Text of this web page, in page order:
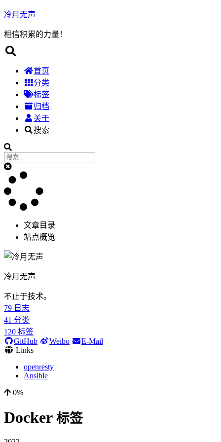
冷月无声
相信积累的力量！
首页
分类
标签
归档
关于
搜索
文章目录
站点概览
冷月无声
不止于技术。
79 日志
41 分类
120 标签
GitHub
Weibo
E-Mail
Links
openresty
Ansible
0%
Docker 标签